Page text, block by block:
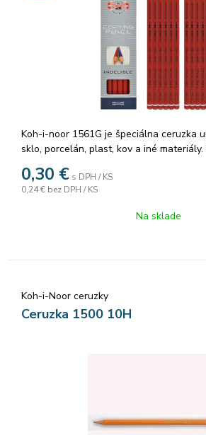
Koh-i-noor 1561G je špeciálna ceruzka
sklo, porcelán, plast, kov a iné
pigment ale farbivo, čím je ceruzou
alebo mokrý povrch a stopa je pomerne
Známa je pod starším názvom
0,30 € s DPH / KS
0,24 € bez DPH / KS
Na sklade
Koh-i-Noor ceruzky
Ceruzka 1500 10H